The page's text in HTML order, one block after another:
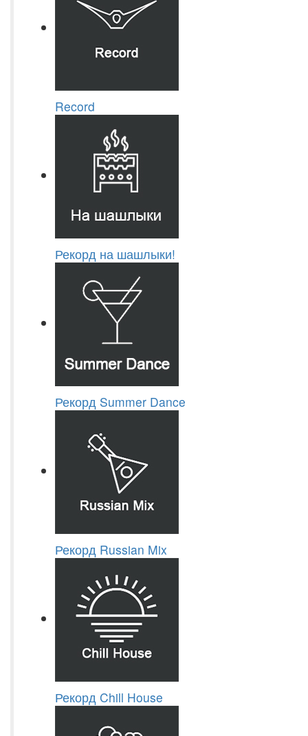
Record
Рекорд на шашлыки!
Рекорд Summer Dance
Рекорд Russian Mix
Рекорд Chill House